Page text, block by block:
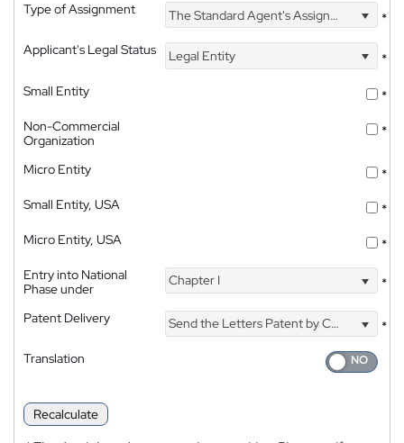
Type of Assignment The Standard Agent's Assignment
*
Applicant's Legal Status
Legal Entity
*
Small Entity
*
Non-Commercial
Organization
*
Micro Entity
*
Small Entity, USA
*
Micro Entity, USA
*
Entry into National
Phase under
Chapter I *
Patent Delivery Send the Letters Patent by Courier
*
Translation
Recalculate